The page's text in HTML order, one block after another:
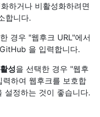
하거나 비활성화하려면
합니다.
경우 "웹후크 URL"에서
을 입력합니다.
활성을 선택한 경우 "웹후
하여 웹후크를 보호합
설정하는 것이 좋습니다.